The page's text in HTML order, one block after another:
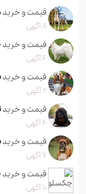
قیمت و خرید
8 آگهی
قیمت و خرید
6 آگهی
قیمت و خرید
2 آگهی
قیمت و خرید
6 آگهی
قیمت و خرید
7 آگهی
قیمت و خرید
10 آگهی